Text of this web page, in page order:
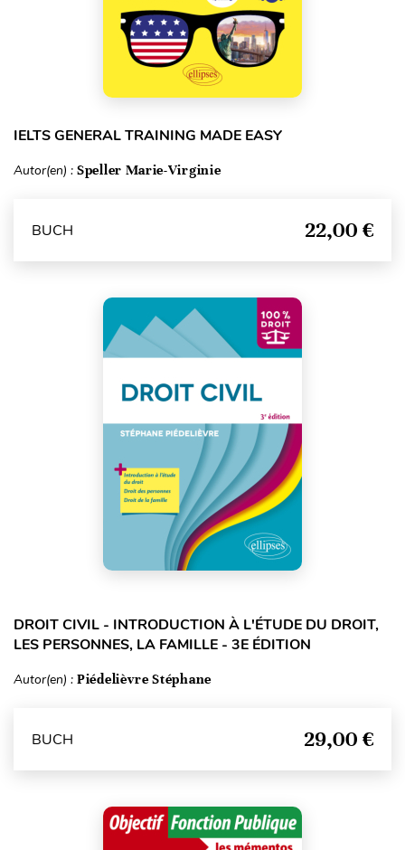
IELTS GENERAL TRAINING MADE EASY
Autor(en) : Speller Marie-Virginie
BUCH 22,00 €
DROIT CIVIL - INTRODUCTION À L'ÉTUDE DU DROIT,
LES PERSONNES, LA FAMILLE - 3E ÉDITION
Autor(en) : Piédelièvre Stéphane
BUCH 29,00 €